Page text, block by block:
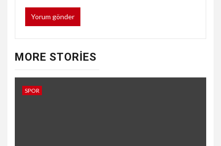
MORE STORIES
SPOR